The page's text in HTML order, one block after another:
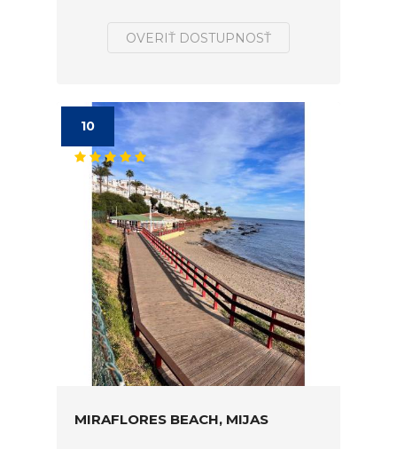
OVERIŤ DOSTUPNOSŤ
10
MIRAFLORES BEACH, MIJAS